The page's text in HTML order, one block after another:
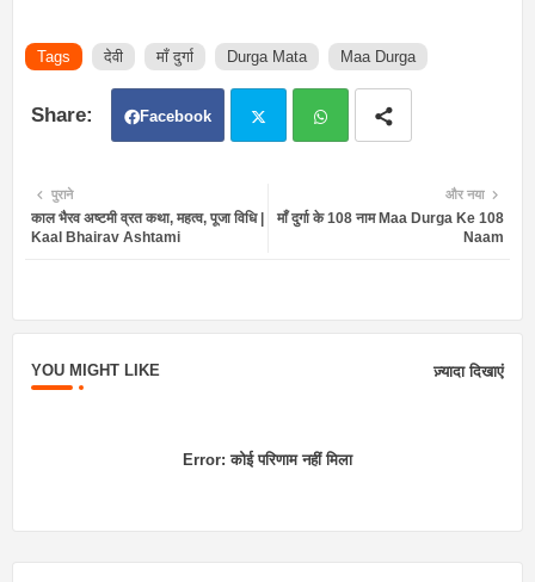
Tags देवी माँ दुर्गा Durga Mata Maa Durga
Facebook
ter atsa
और नया
माँ दुर्गा के 108 नाम Maa Durga Ke 108
Naam
पुराने
काल भैरव अष्टमी व्रत कथा, महत्व, पूजा विधि |
Kaal Bhairav Ashtami
YOU MIGHT LIKE ज़्यादा दिखाएं
Error: कोई परिणाम नहीं मिला